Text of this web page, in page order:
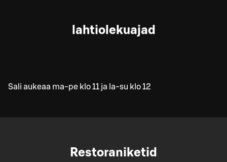
lahtiolekuajad
Sali aukeaa ma-pe klo 11 ja la-su klo 12
Restoraniketid